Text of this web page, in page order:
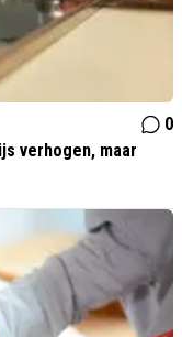
0
verhogen, maar